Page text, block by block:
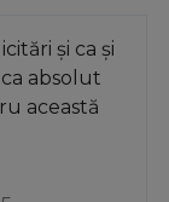
și ca și
absolut
această